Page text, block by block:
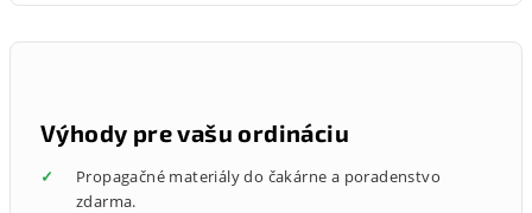
Výhody pre vašu ordináciu
Propagačné materiály do čakárne a poradenstvo
zdarma.